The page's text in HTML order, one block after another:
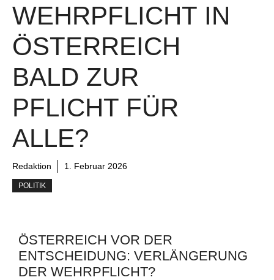
WEHRPFLICHT IN
ÖSTERREICH
BALD ZUR
PFLICHT FÜR
ALLE?
Redaktion 1. Februar 2026
POLITIK
ÖSTERREICH VOR DER
ENTSCHEIDUNG: VERLÄNGERUNG
DER WEHRPFLICHT?